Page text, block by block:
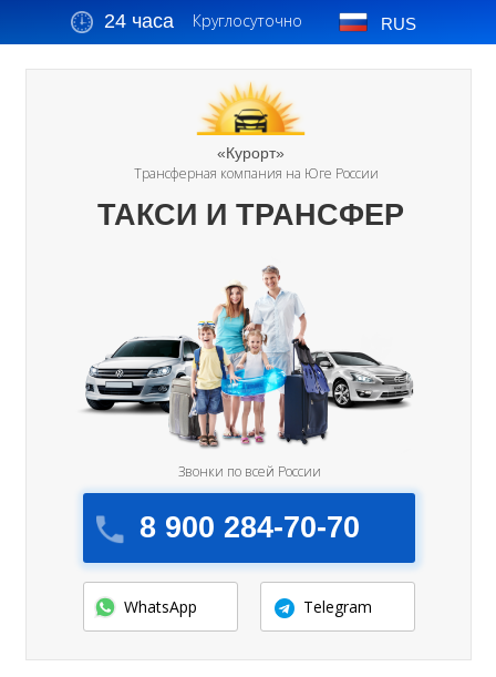
24 часа Круглосуточно RUS
«Курорт»
Трансферная компания на Юге России
8 900 284-70-70
Звонки по всей России
ТАКСИ И ТРАНСФЕР
WhatsApp Telegram